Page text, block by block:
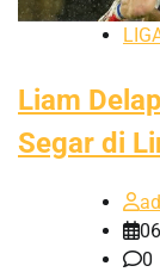
Liam
Segar di
0